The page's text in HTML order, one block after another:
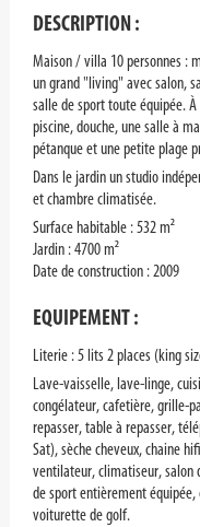
DESCRIPTION :
Maison / villa 10 personnes :
un grand "living" avec salon,
salle de sport toute équipée.
piscine, douche, une salle à
pétanque et une petite plage
Dans le jardin un studio
et chambre climatisée.
Surface habitable : 532 m²
Jardin : 4700 m²
Date de construction : 2009
EQUIPEMENT :
Literie : 5 lits 2 places (king
Lave-vaisselle, lave-linge,
congélateur, cafetière, grille-
repasser, table à repasser,
Sat), sèche cheveux, chaine
ventilateur, climatiseur, salon
de sport entièrement
voiturette de golf.